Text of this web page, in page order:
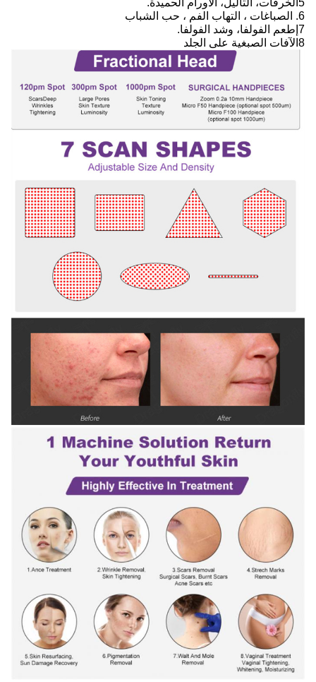
5الخُرقات، الثآليل، الأورام الحميدة.
6. الصباغات ، التهاب الفم ، حب الشباب
7إطعم الفولفا، وشد الفولفا.
8الآفات الصبغية على الجلد